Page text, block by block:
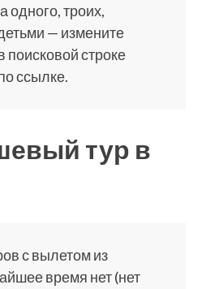
одного, троих,
— измените
поисковой строке
ссылке.
тур в
с вылетом из
время нет (нет